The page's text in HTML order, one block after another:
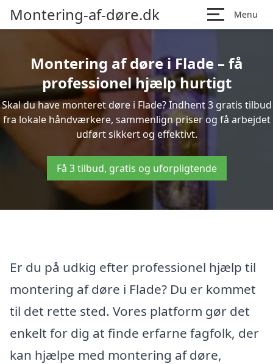
Montering-af-døre.dk Menu
Montering af døre i Flade – få
professionel hjælp hurtigt
Skal du have monteret døre i Flade? Indhent 3 gratis tilbud
fra lokale håndværkere, sammenlign priser og få arbejdet
udført sikkert og effektivt.
Få 3 tilbud, gratis og uforpligtende
Er du på udkig efter professionel hjælp til
montering af døre i Flade? Du er kommet
til det rette sted. Vores platform gør det
enkelt for dig at finde erfarne fagfolk, der
kan hjælpe med montering af døre,